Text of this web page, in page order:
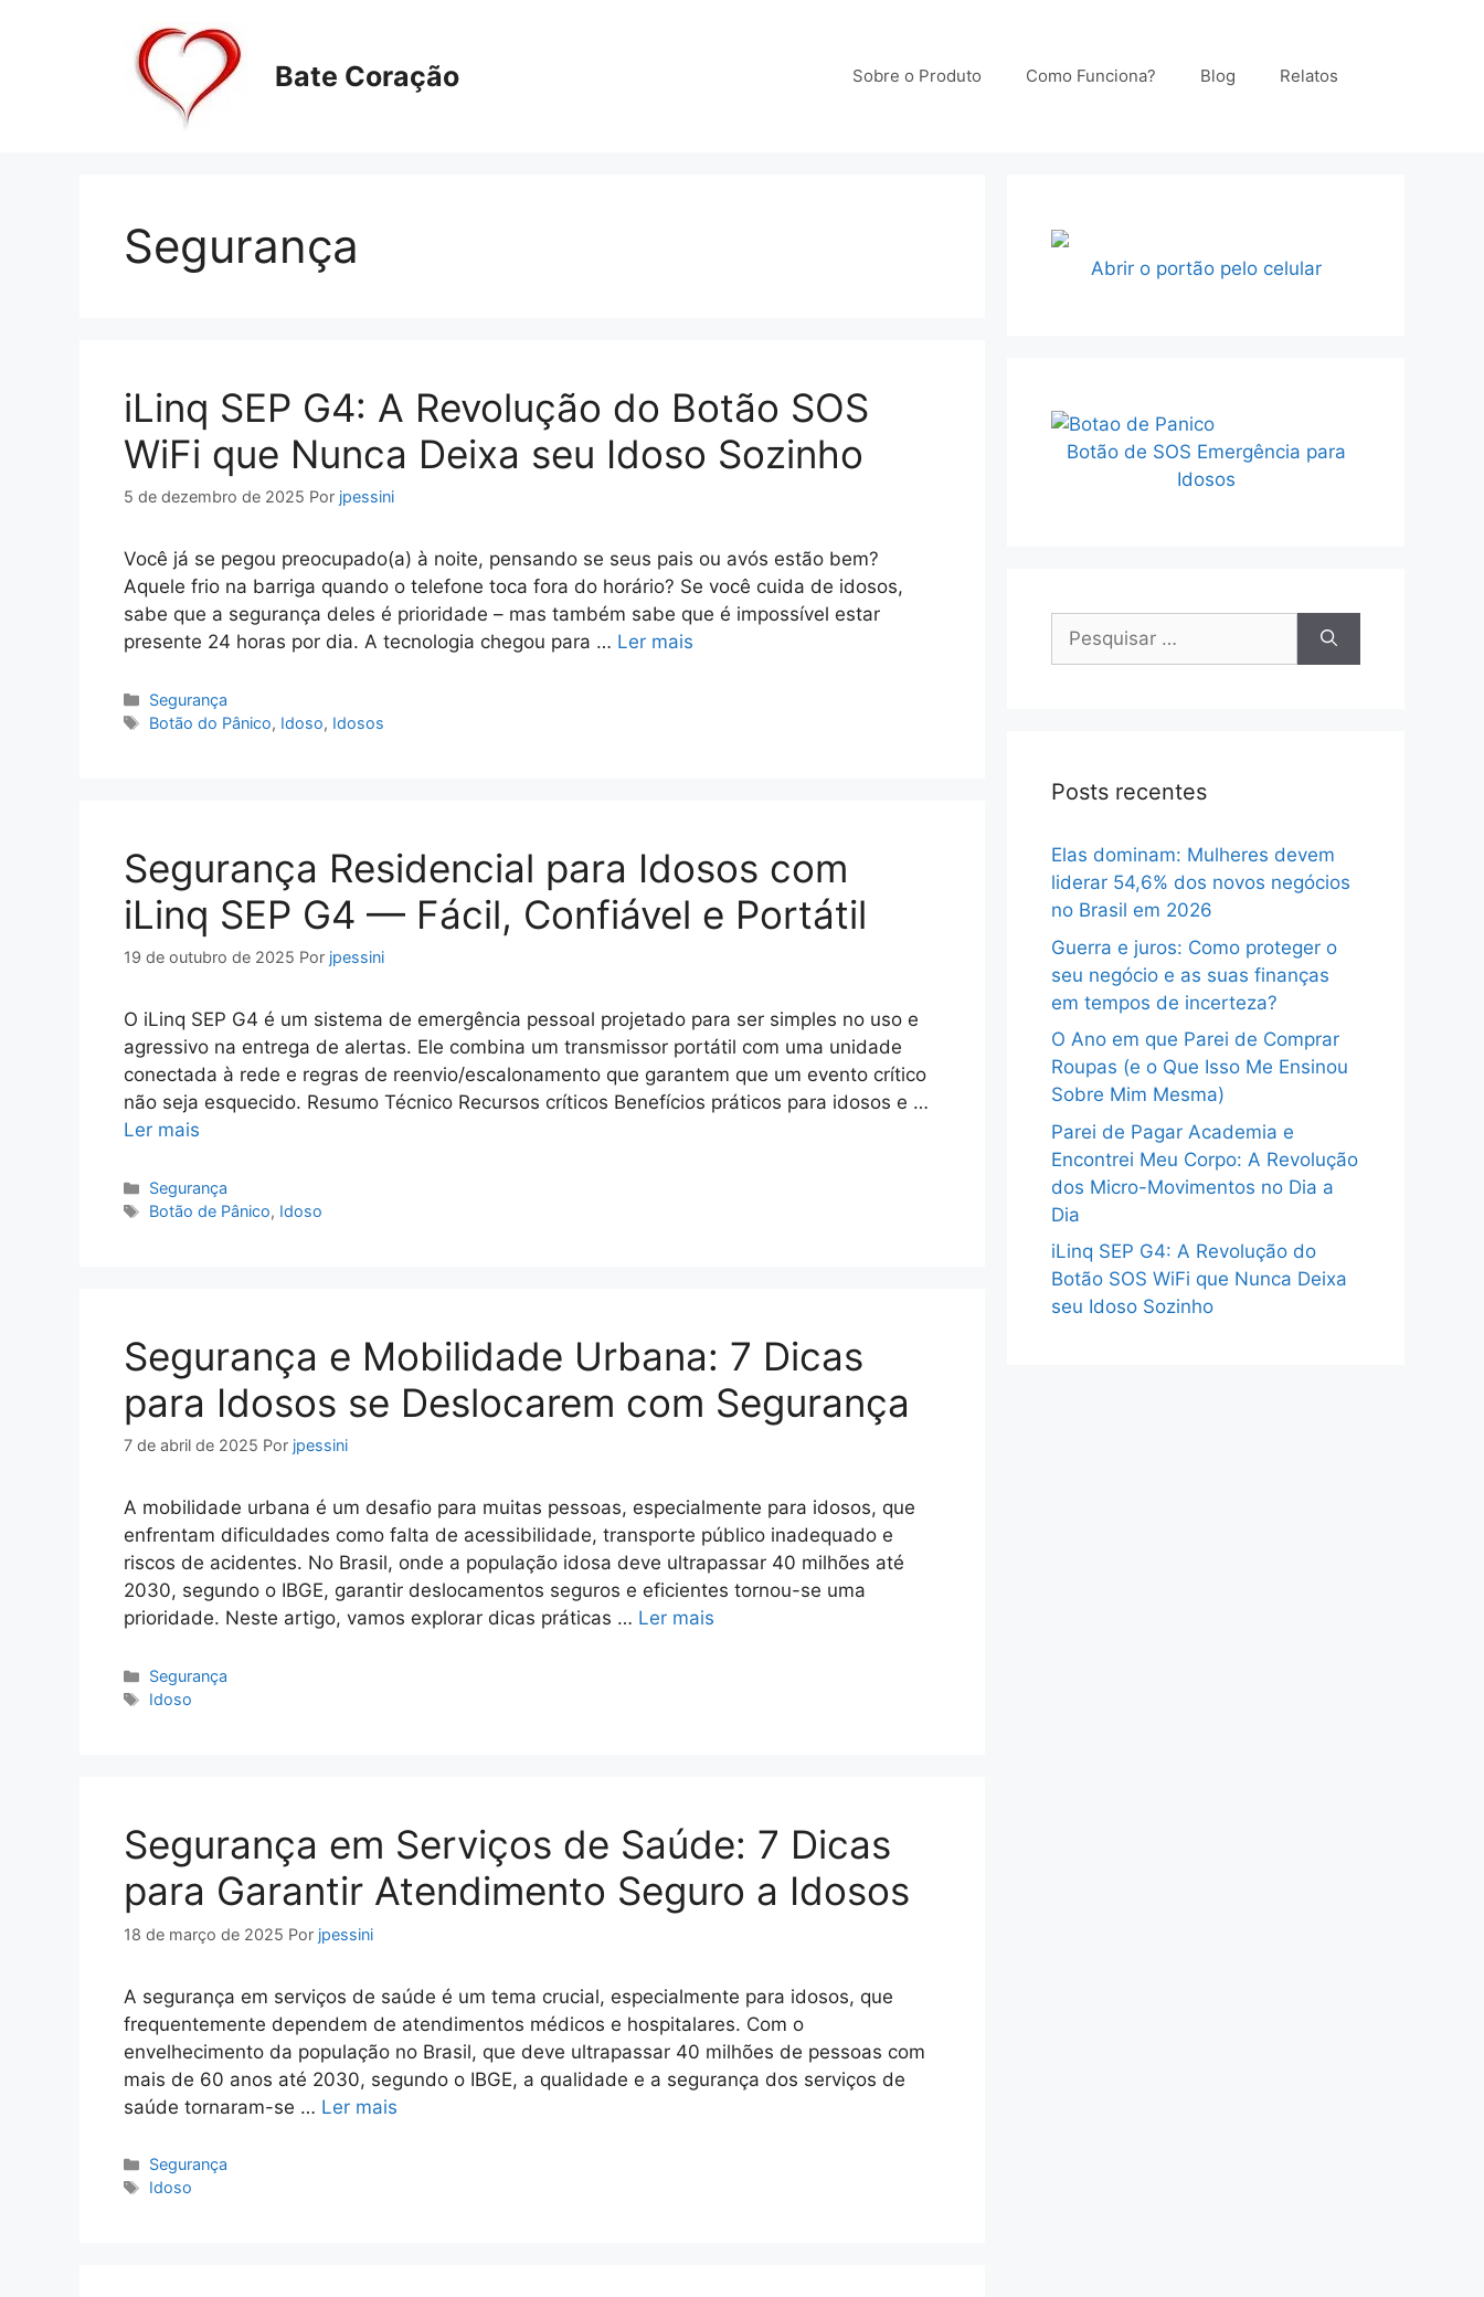
Bate Coração Sobre o Produto Como Funciona? Blog Relatos
Segurança
iLinq SEP G4: A Revolução do Botão SOS
WiFi que Nunca Deixa seu Idoso Sozinho
5 de dezembro de 2025 Por jpessini
Você já se pegou preocupado(a) à noite, pensando se seus pais ou avós estão bem?
Aquele frio na barriga quando o telefone toca fora do horário? Se você cuida de idosos,
sabe que a segurança deles é prioridade – mas também sabe que é impossível estar
presente 24 horas por dia. A tecnologia chegou para … Ler mais
Categorias
Segurança
Tags
Botão do Pânico, Idoso, Idosos
Segurança Residencial para Idosos com
iLinq SEP G4 — Fácil, Confiável e Portátil
19 de outubro de 2025 Por jpessini
O iLinq SEP G4 é um sistema de emergência pessoal projetado para ser simples no uso e
agressivo na entrega de alertas. Ele combina um transmissor portátil com uma unidade
conectada à rede e regras de reenvio/escalonamento que garantem que um evento crítico
não seja esquecido. Resumo Técnico Recursos críticos Benefícios práticos para idosos e …
Ler mais
Categorias
Segurança
Tags
Botão de Pânico, Idoso
Segurança e Mobilidade Urbana: 7 Dicas
para Idosos se Deslocarem com Segurança
7 de abril de 2025 Por jpessini
A mobilidade urbana é um desafio para muitas pessoas, especialmente para idosos, que
enfrentam dificuldades como falta de acessibilidade, transporte público inadequado e
riscos de acidentes. No Brasil, onde a população idosa deve ultrapassar 40 milhões até
2030, segundo o IBGE, garantir deslocamentos seguros e eficientes tornou-se uma
prioridade. Neste artigo, vamos explorar dicas práticas … Ler mais
Categorias
Segurança
Tags
Idoso
Segurança em Serviços de Saúde: 7 Dicas
para Garantir Atendimento Seguro a Idosos
18 de março de 2025 Por jpessini
A segurança em serviços de saúde é um tema crucial, especialmente para idosos, que
frequentemente dependem de atendimentos médicos e hospitalares. Com o
envelhecimento da população no Brasil, que deve ultrapassar 40 milhões de pessoas com
mais de 60 anos até 2030, segundo o IBGE, a qualidade e a segurança dos serviços de
saúde tornaram-se … Ler mais
Categorias
Segurança
Tags
Idoso
Abrir o portão pelo celular
Botão de SOS Emergência para
Idosos
Pesquisar
Posts recentes
Elas dominam: Mulheres devem
liderar 54,6% dos novos negócios
no Brasil em 2026
Guerra e juros: Como proteger o
seu negócio e as suas finanças
em tempos de incerteza?
O Ano em que Parei de Comprar
Roupas (e o Que Isso Me Ensinou
Sobre Mim Mesma)
Parei de Pagar Academia e
Encontrei Meu Corpo: A Revolução
dos Micro-Movimentos no Dia a
Dia
iLinq SEP G4: A Revolução do
Botão SOS WiFi que Nunca Deixa
seu Idoso Sozinho